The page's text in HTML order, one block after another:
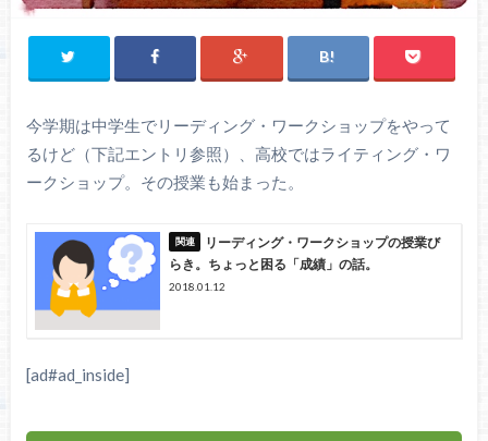
今学期は中学生でリーディング・ワークショップをやって
るけど（下記エントリ参照）、高校ではライティング・ワ
ークショップ。その授業も始まった。
リーディング・ワークショップの授業び
らき。ちょっと困る「成績」の話。
2018.01.12
[ad#ad_inside]